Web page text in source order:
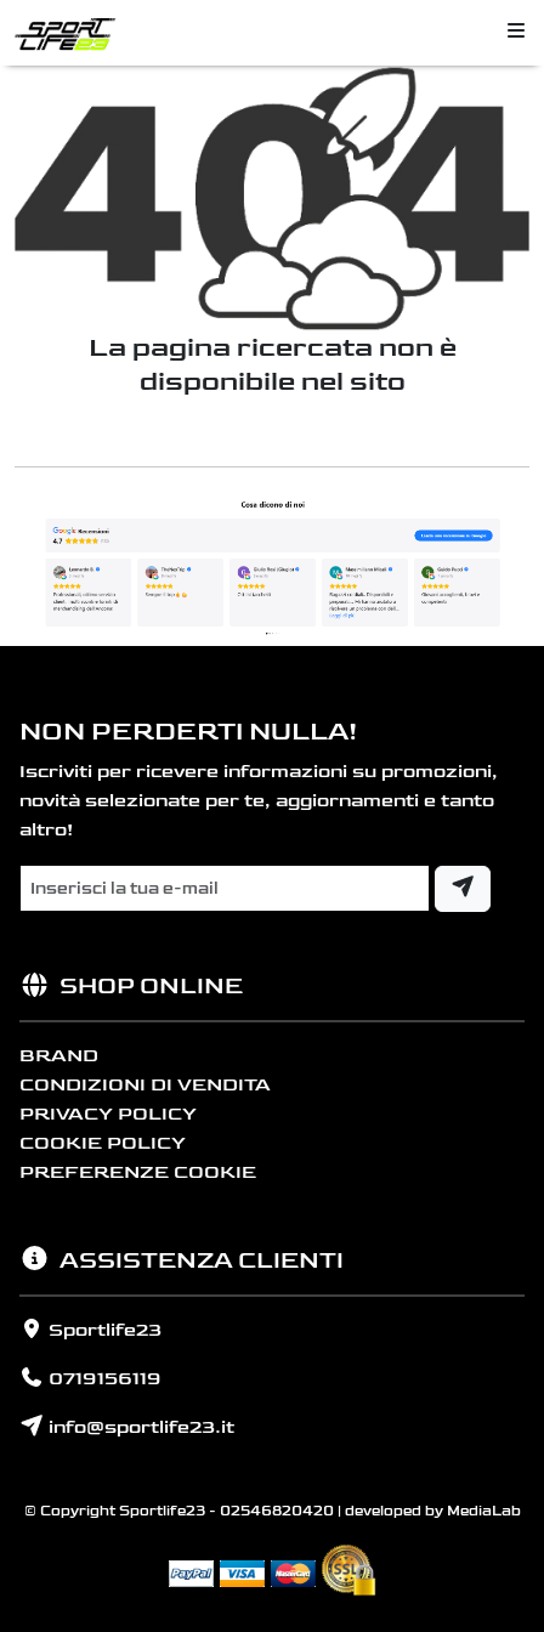
La pagina ricercata non è
disponibile nel sito
NON PERDERTI NULLA!
Iscriviti per ricevere informazioni su promozioni,
novità selezionate per te, aggiornamenti e tanto
altro!
SHOP ONLINE
BRAND
CONDIZIONI DI VENDITA
PRIVACY POLICY
COOKIE POLICY
PREFERENZE COOKIE
ASSISTENZA CLIENTI
Sportlife23
0719156119
info@sportlife23.it
© Copyright Sportlife23 - 02546820420 | developed by MediaLab